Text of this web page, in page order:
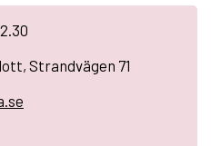
Strandvägen 71